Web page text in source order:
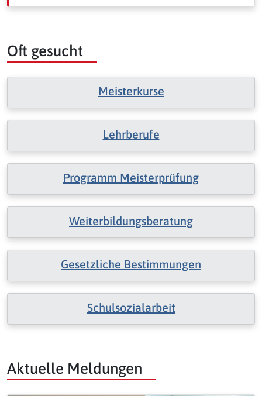
Oft gesucht
Meisterkurse
Lehrberufe
Programm Meisterprüfung
Weiterbildungsberatung
Gesetzliche Bestimmungen
Schulsozialarbeit
Aktuelle Meldungen